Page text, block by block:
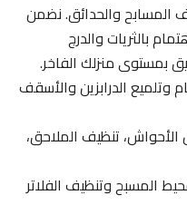
والحدائق. نضمن
بالثريات والدرج
بمستوى منزلك الفاخر.
الدرابزين والأسقف
تنظيف الملاحق،
المسبح وتنظيف الفلاتر